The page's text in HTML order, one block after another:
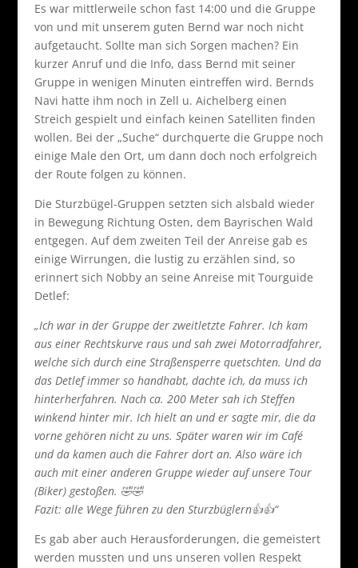
Es war mittlerweile schon fast 14:00 und die Gruppe
von und mit unserem guten Bernd war noch nicht
aufgetaucht. Sollte man sich Sorgen machen? Ein
kurzer Anruf und die Info, dass Bernd mit seiner
Gruppe in wenigen Minuten eintreffen wird. Bernds
Navi hatte ihm noch in Zell u. Aichelberg einen
Streich gespielt und einfach keinen Satelliten finden
wollen. Bei der „Suche“ durchquerte die Gruppe noch
einige Male den Ort, um dann doch noch erfolgreich
der Route folgen zu können.
Die Sturzbügel-Gruppen setzten sich alsbald wieder
in Bewegung Richtung Osten, dem Bayrischen Wald
entgegen. Auf dem zweiten Teil der Anreise gab es
einige Wirrungen, die lustig zu erzählen sind, so
erinnert sich Nobby an seine Anreise mit Tourguide
Detlef:
„Ich war in der Gruppe der zweitletzte Fahrer. Ich kam
aus einer Rechtskurve raus und sah zwei Motorradfahrer,
welche sich durch eine Straßensperre quetschten. Und da
das Detlef immer so handhabt, dachte ich, da muss ich
hinterherfahren. Nach ca. 200 Meter sah ich Steffen
winkend hinter mir. Ich hielt an und er sagte mir, die da
vorne gehören nicht zu uns. Später waren wir im Café
und da kamen auch die Fahrer dort an. Also wäre ich
auch mit einer anderen Gruppe wieder auf unsere Tour
(Biker) gestoßen. 🤣🤣
Fazit: alle Wege führen zu den Sturzbüglern👍👍“
Es gab aber auch Herausforderungen, die gemeistert
werden mussten und uns unseren vollen Respekt